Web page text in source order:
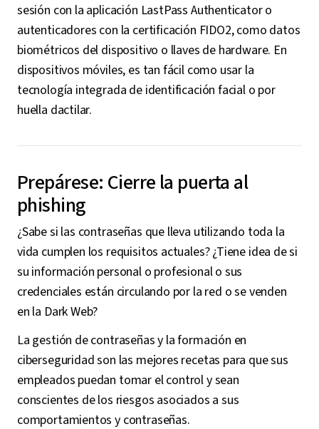
sesión con la aplicación LastPass Authenticator o
autenticadores con la certificación FIDO2, como datos
biométricos del dispositivo o llaves de hardware. En
dispositivos móviles, es tan fácil como usar la
tecnología integrada de identificación facial o por
huella dactilar.
Prepárese: Cierre la puerta al
phishing
¿Sabe si las contraseñas que lleva utilizando toda la
vida cumplen los requisitos actuales? ¿Tiene idea de si
su información personal o profesional o sus
credenciales están circulando por la red o se venden
en la Dark Web?
La gestión de contraseñas y la formación en
ciberseguridad son las mejores recetas para que sus
empleados puedan tomar el control y sean
conscientes de los riesgos asociados a sus
comportamientos y contraseñas.